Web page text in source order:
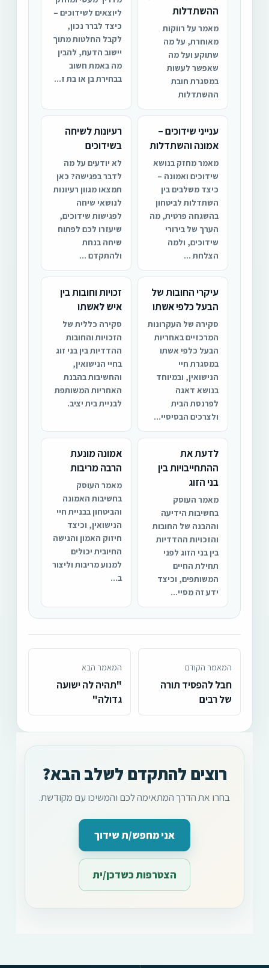
ההשתדלות
מאמר על רווקות
מאוחרת, על מה
שתוקע ועל מה
שאפשר לעשות
במסגרת חובת
ההשתדלות
ליוצאים לשידוכים –
כיצד לברר נכון,
לקבל החלטות מתוך
יישוב הדעת, להבין
מה באמת חשוב
בבחירת בן או בת ז...
ענייני שידוכים –
אמונה והשתדלות
מאמר מחזק בנושא
שידוכים ואמונה –
כיצד משלבים בין
השתדלות לביטחון
בהשגחה פרטית, מה
הערך של בירורי
שידוכים, ולמה
הצלחת ...
רעיונות לשיחה
בשידוכים
לא יודעים על מה
לדבר בפגישה? כאן
תמצאו מגוון רעיונות
לנושאי שיחה
לפגישות שידוכים,
שיעזרו לכם לפתוח
שיחה בנחת
ולהתקדם ...
עיקרי החובות של
הבעל כלפי אשתו
סקירה של העקרונות
המרכזיים באחריות
הבעל כלפי אשתו
במסגרת חיי
הנישואין, ובמיוחד
בנושא דאגה
לפרנסת הבית
ולצרכים הבסיסיי...
זכויות וחובות בין
איש לאשתו
סקירה כללית של
הזכויות והחובות
ההדדיות בין בני זוג
בחיי הנישואין,
והחשיבות בהבנת
האחריות המשותפת
לבניית בית יציב.
לדעת את
ההתחייבויות בין
בני הזוג
מאמר העוסק
בחשיבות הידיעה
וההבנה של החובות
והזכויות ההדדיות
בין בני הזוג לפני
תחילת החיים
המשותפים, וכיצד
ידע זה מסיי...
אמונה מונעת
הרבה מריבות
מאמר העוסק
בחשיבות האמונה
והביטחון בבניית חיי
הנישואין, וכיצד
חיזוק האמון והגישה
החיובית יכולים
למנוע מריבות וליצור
ב...
המאמר הקודם
חבל להפסיד תורה
של רבים
המאמר הבא
"תהיה לה ישועה
גדולה"
רוצים להתקדם לשלב הבא?
בחרו את הדרך המתאימה לכם והמשיכו עם מקודשת.
אני מחפש/ת שידוך
הצטרפות כשדכן/ית